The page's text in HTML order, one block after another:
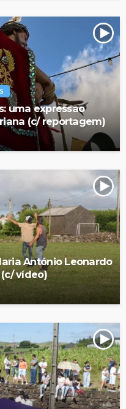
uma expressão
(c/ reportagem)
António Leonardo
vídeo)